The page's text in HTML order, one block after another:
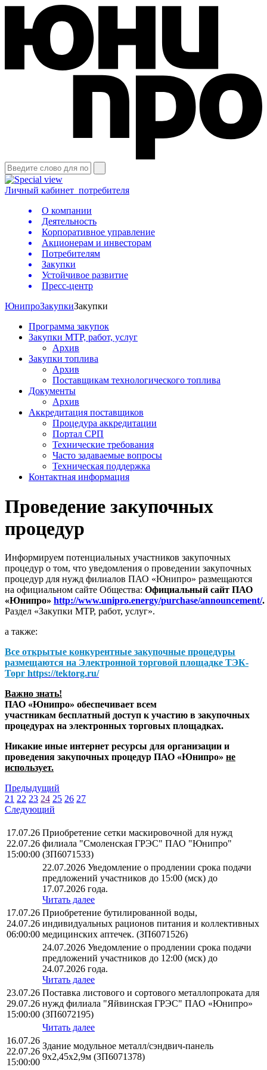
Личный кабинет потребителя
О компании
Деятельность
Корпоративное управление
Акционерам и инвесторам
Потребителям
Закупки
Устойчивое развитие
Пресс-центр
ЮнипроЗакупкиЗакупки
Программа закупок
Закупки МТР, работ, услуг
Архив
Закупки топлива
Архив
Поставщикам технологического топлива
Документы
Архив
Аккредитация поставщиков
Процедура аккредитации
Портал СРП
Технические требования
Часто задаваемые вопросы
Техническая поддержка
Контактная информация
Проведение закупочных
процедур
Информируем потенциальных участников закупочных
процедур о том, что уведомления о проведении закупочных
процедур для нужд филиалов ПАО «Юнипро» размещаются
на официальном сайте Общества: Официальный сайт ПАО
«Юнипро» http://www.unipro.energy/purchase/announcement/.
Раздел «Закупки МТР, работ, услуг».
а также:
Все открытые конкурентные закупочные процедуры
размещаются на Электронной торговой площадке ТЭК-
Торг https://tektorg.ru/
Важно знать!
ПАО «Юнипро» обеспечивает всем
участникам бесплатный доступ к участию в закупочных
процедурах на электронных торговых площадках.
Никакие иные интернет ресурсы для организации и
проведения закупочных процедур ПАО «Юнипро» не
использует.
Предыдущий
21 22 23 24 25 26 27
Следующий
17.07.26
22.07.26
15:00:00
Приобретение сетки маскировочной для нужд
филиала "Смоленская ГРЭС" ПАО "Юнипро"
(ЗП6071533)
22.07.2026 Уведомление о продлении срока подачи
предложений участников до 15:00 (мск) до
17.07.2026 года.
Читать далее
17.07.26
24.07.26
06:00:00
Приобретение бутилированной воды,
индивидуальных рационов питания и коллективных
медицинских аптечек. (ЗП6071526)
24.07.2026 Уведомление о продлении срока подачи
предложений участников до 12:00 (мск) до
24.07.2026 года.
Читать далее
23.07.26
29.07.26
15:00:00
Поставка листового и сортового металлопроката для
нужд филиала "Яйвинская ГРЭС" ПАО «Юнипро»
(ЗП6072195)
Читать далее
16.07.26
22.07.26
15:00:00
Здание модульное металл/сэндвич-панель
9х2,45х2,9м (ЗП6071378)